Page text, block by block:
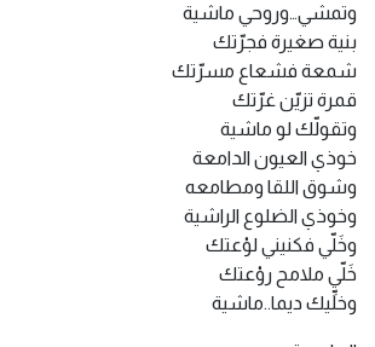
وتمشي…وروحي ماشية
بنية صغيرة فجرّتك
شمعة فشعاع مسرّتك
قمرة تزيّن غرّتك
وتقولّك لو ماشية
خوذي العيون الدامعة
وشوق اللقا ومطامعه
وخوذي الضلوع الراشية
وخَلّي فكنيني لوْعتك
خَلّي ملامح روْعتك
وخلِّيك ديما..ماشية